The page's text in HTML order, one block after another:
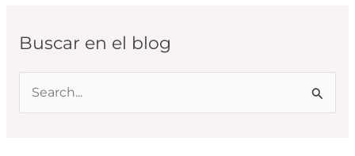
Buscar en el blog